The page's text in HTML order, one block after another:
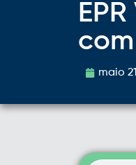
maio